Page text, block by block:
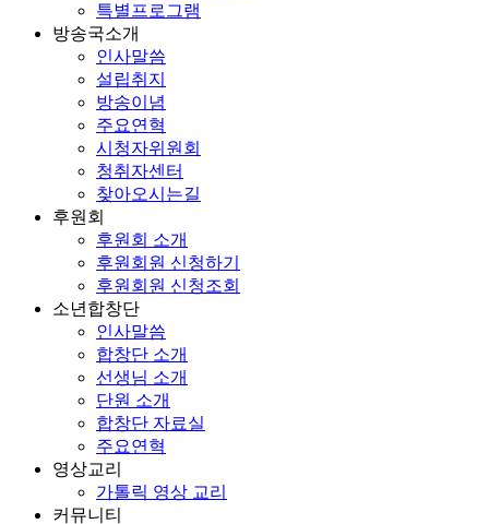
특별프로그램
방송국소개
인사말씀
설립취지
방송이념
주요연혁
시청자위원회
청취자센터
찾아오시는길
후원회
후원회 소개
후원회원 신청하기
후원회원 신청조회
소년합창단
인사말씀
합창단 소개
선생님 소개
단원 소개
합창단 자료실
주요연혁
영상교리
가톨릭 영상 교리
커뮤니티